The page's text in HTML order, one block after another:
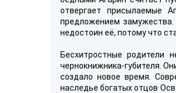
отвергает присылаемые
предложением
недостоин её, потому что
Бесхитростные родители
чернокнижника-губителя.
создало новое время.
наследье богатых отцов